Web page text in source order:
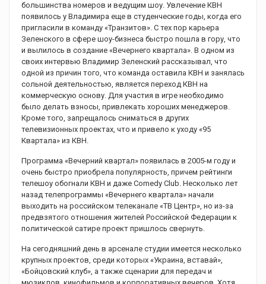
большинства номеров и ведущим шоу. Увлечение КВН
появилось у Владимира еще в студенческие годы, когда его
пригласили в команду «Транзитов». С тех пор карьера
Зеленского в сфере шоу-бизнеса быстро пошла в гору, что
и вылилось в создание «Вечернего квартала». В одном из
своих интервью Владимир Зеленский рассказывал, что
одной из причин того, что команда оставила КВН и занялась
сольной деятельностью, является переход КВН на
коммерческую основу. Для участия в игре необходимо
было делать взносы, привлекать хороших менеджеров.
Кроме того, запрещалось сниматься в других
телевизионных проектах, что и привело к уходу «95
Квартала» из КВН.
Программа «Вечерний квартал» появилась в 2005-м году и
очень быстро приобрела популярность, причем рейтинги
телешоу обогнали КВН и даже Comedy Club. Несколько лет
назад телепрограммы «Вечернего квартала» начали
выходить на российском телеканале «ТВ Центр», но из-за
предвзятого отношения жителей Российской Федерации к
политической сатире проект пришлось свернуть.
На сегодняшний день в арсенале студии имеется несколько
крупных проектов, среди которых «Украина, вставай»,
«Бойцовский клуб», а также сценарии для передач и